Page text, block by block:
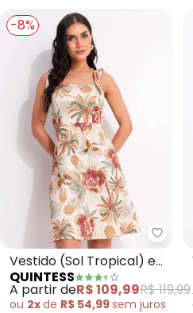
-8%
Vestido (Sol Tropical) em
Malha Fria
QUINTESS
A partir deR$ 109,99R$ 119,99
ou 2xde R$ 54,99sem juros